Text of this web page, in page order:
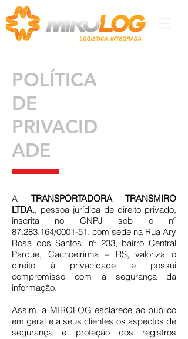
POLÍTICA
DE
PRIVACID
ADE
A TRANSPORTADORA TRANSMIRO
LTDA., pessoa jurídica de direito privado,
inscrita no CNPJ sob o nº
87.283.164/0001-51, com sede na Rua Ary
Rosa dos Santos, nº 233, bairro Central
Parque, Cachoeirinha – RS, valoriza o
direito à privacidade e possui
compromisso com a segurança da
informação.
Assim, a MIROLOG esclarece ao público
em geral e a seus clientes os aspectos de
segurança e proteção dos registros